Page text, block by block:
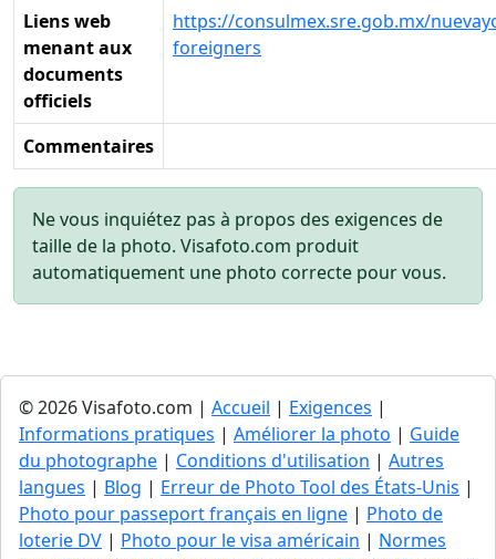
Liens web
menant aux
documents
officiels
https://consulmex.sre.gob.mx/
foreigners
Commentaires
Ne vous inquiétez pas à propos des exigences de
taille de la photo. Visafoto.com produit
automatiquement une photo correcte pour vous.
© 2026 Visafoto.com | Accueil | Exigences |
Informations pratiques | Améliorer la photo | Guide
du photographe | Conditions d'utilisation | Autres
langues | Blog | Erreur de Photo Tool des États-Unis |
Photo pour passeport français en ligne | Photo de
loterie DV | Photo pour le visa américain | Normes